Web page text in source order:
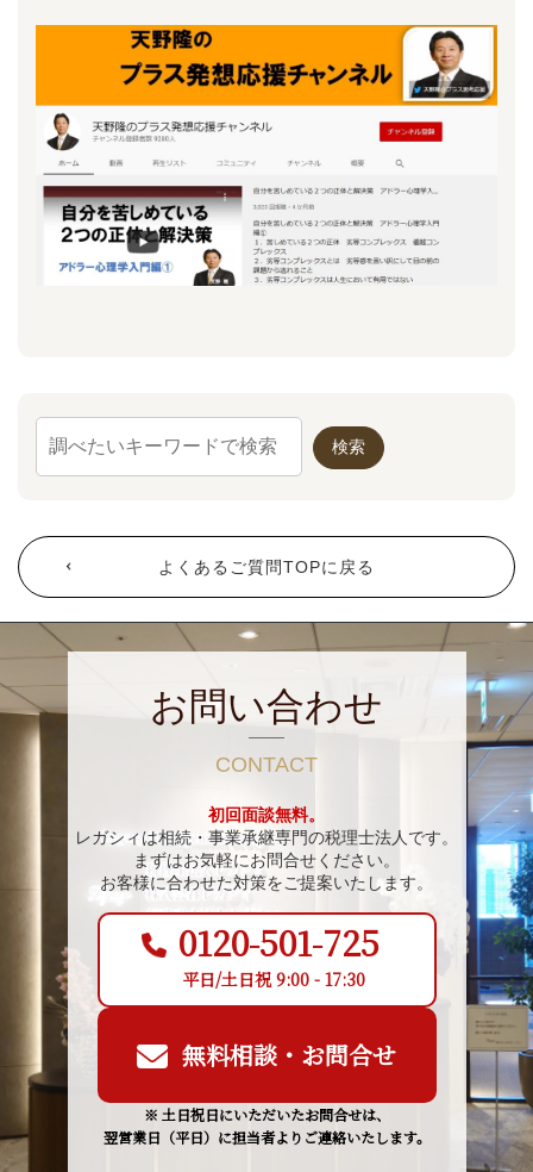
よくあるご質問TOPに戻る
お問い合わせ
CONTACT
初回面談無料。
レガシィは相続・事業承継専門の税理士法人です。
まずはお気軽にお問合せください。
お客様に合わせた対策をご提案いたします。
0120-501-725
平日/土日祝 9:00 - 17:30
無料相談・お問合せ
※ 土日祝日にいただいたお問合せは、
翌営業日（平日）に担当者よりご連絡いたします。